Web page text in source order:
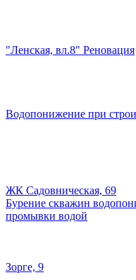
"Ленская, вл.8" Реновация
Водопонижение при
ЖК Садовническая, 69
Бурение скважин
промывки водой
Зорге, 9